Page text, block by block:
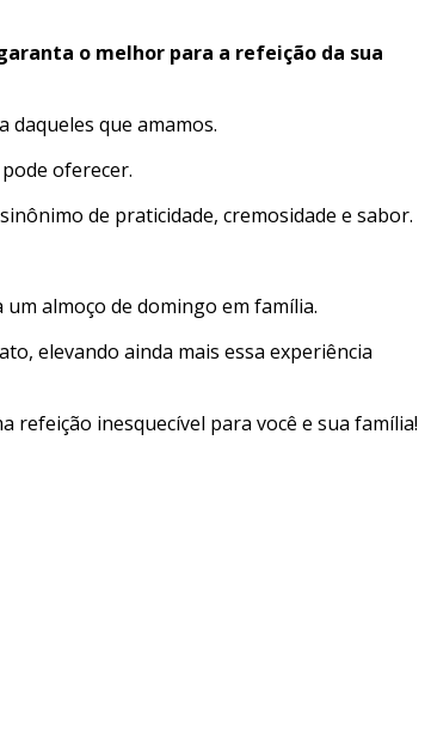
o melhor para a refeição da sua
que amamos.
oferecer.
de praticidade, cremosidade e sabor.
almoço de domingo em família.
elevando ainda mais essa experiência
refeição inesquecível para você e sua família!